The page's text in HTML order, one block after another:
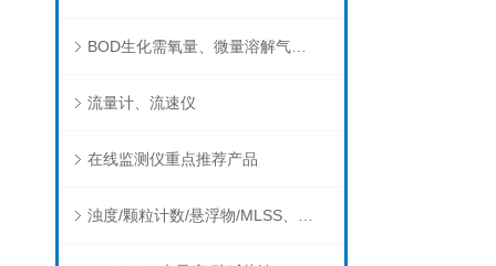
BOD生化需氧量、微量溶解气体和现场水质测试组件以及其他分析仪
流量计、流速仪
在线监测仪重点推荐产品